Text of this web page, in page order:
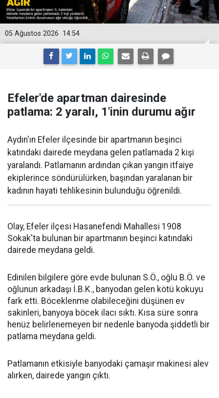
14:54
05 Ağustos 2026
Efeler'de apartman dairesinde
patlama: 2 yaralı, 1'inin durumu ağır
Aydın'ın Efeler ilçesinde bir apartmanın beşinci
katındaki dairede meydana gelen patlamada 2 kişi
yaralandı. Patlamanın ardından çıkan yangın itfaiye
ekiplerince söndürülürken, başından yaralanan bir
kadının hayati tehlikesinin bulunduğu öğrenildi.
Olay, Efeler ilçesi Hasanefendi Mahallesi 1908
Sokak'ta bulunan bir apartmanın beşinci katındaki
dairede meydana geldi.
Edinilen bilgilere göre evde bulunan S.Ö., oğlu B.Ö. ve
oğlunun arkadaşı İ.B.K., banyodan gelen kötü kokuyu
fark etti. Böceklenme olabileceğini düşünen ev
sakinleri, banyoya böcek ilacı sıktı. Kısa süre sonra
henüz belirlenemeyen bir nedenle banyoda şiddetli bir
patlama meydana geldi.
Patlamanın etkisiyle banyodaki çamaşır makinesi alev
alırken, dairede yangın çıktı.